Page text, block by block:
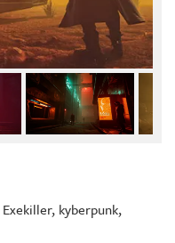
Exekiller, kyberpunk,